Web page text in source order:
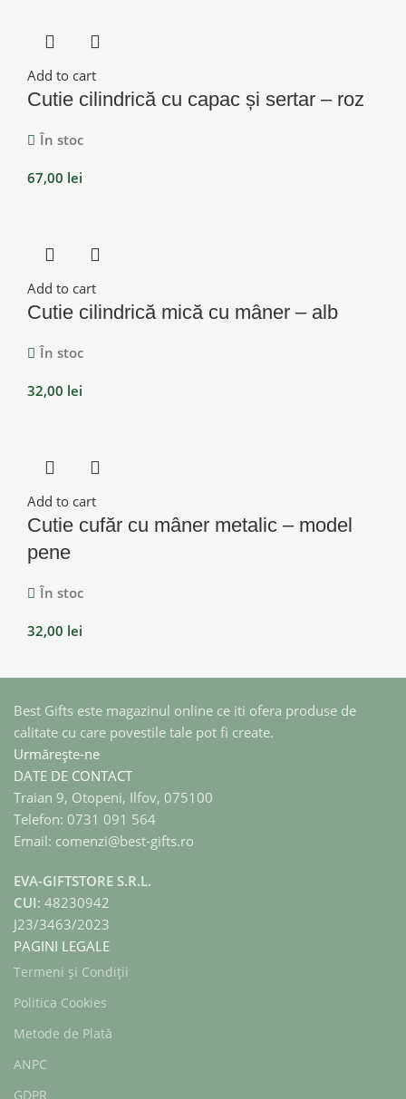
Add to cart
Cutie cilindrică cu capac și sertar – roz
În stoc
67,00 lei
Add to cart
Cutie cilindrică mică cu mâner – alb
În stoc
32,00 lei
Add to cart
Cutie cufăr cu mâner metalic – model
pene
În stoc
32,00 lei
Best Gifts este magazinul online ce iti ofera produse de
calitate cu care povestile tale pot fi create.
Urmărește-ne
DATE DE CONTACT
Traian 9, Otopeni, Ilfov, 075100
Telefon: 0731 091 564
Email: comenzi@best-gifts.ro
EVA-GIFTSTORE S.R.L.
CUI: 48230942
J23/3463/2023
PAGINI LEGALE
Termeni și Condiții
Politica Cookies
Metode de Plată
ANPC
GDPR